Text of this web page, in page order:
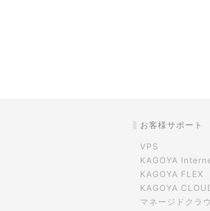
お客様サポート
VPS
KAGOYA
KAGOYA FLEX
KAGOYA
マネージドクラ